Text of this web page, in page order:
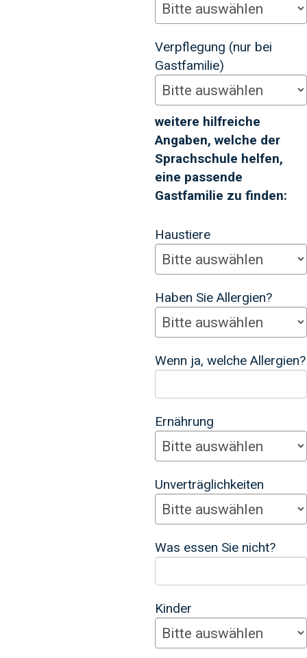
Verpflegung (nur bei
Gastfamilie)
weitere hilfreiche
Angaben, welche der
Sprachschule helfen,
eine passende
Gastfamilie zu finden:
Haustiere
Haben Sie Allergien?
Wenn ja, welche Allergien?
Ernährung
Unverträglichkeiten
Was essen Sie nicht?
Kinder